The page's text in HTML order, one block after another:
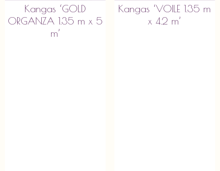
Kangas ‘GOLD
ORGANZA 1.35 m x 5
m’
Kangas ‘VOILE 1.35 m
x 4.2 m’